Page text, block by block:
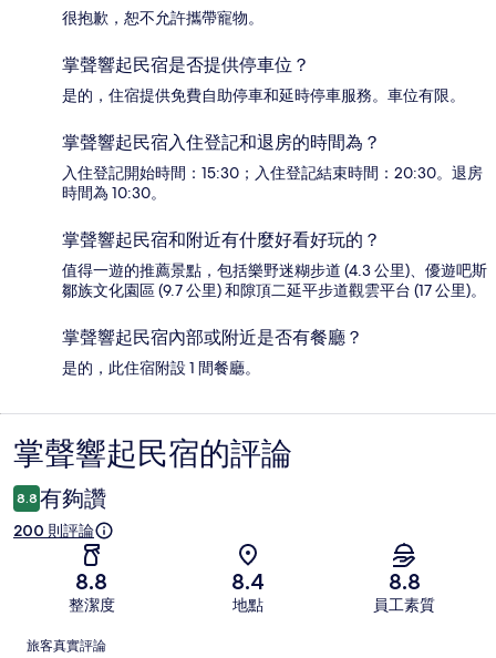
很抱歉，恕不允許攜帶寵物。
掌聲響起民宿是否提供停車位？
是的，住宿提供免費自助停車和延時停車服務。車位有限。
掌聲響起民宿入住登記和退房的時間為？
入住登記開始時間：15:30；入住登記結束時間：20:30。退房
時間為 10:30。
掌聲響起民宿和附近有什麼好看好玩的？
值得一遊的推薦景點，包括樂野迷糊步道 (4.3 公里)、優遊吧斯
鄒族文化園區 (9.7 公里) 和隙頂二延平步道觀雲平台 (17 公里)。
掌聲響起民宿內部或附近是否有餐廳？
是的，此住宿附設 1 間餐廳。
評
論
掌聲響起民宿的評論
8.8 有夠讚
200 則評論
8.8
整潔度
8.4
地點
8.8
員工素質
評
旅客真實評論